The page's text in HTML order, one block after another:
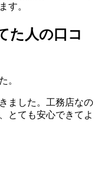
す。
た人の口コ
。
ました。工務店なの
とても安心できてよ